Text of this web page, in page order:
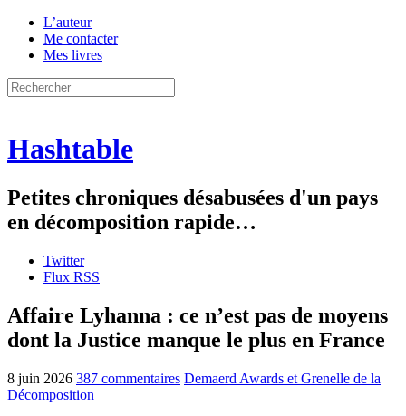
L’auteur
Me contacter
Mes livres
Hashtable
Petites chroniques désabusées d'un pays
en décomposition rapide…
Twitter
Flux RSS
Affaire Lyhanna : ce n’est pas de moyens
dont la Justice manque le plus en France
8 juin 2026 387 commentaires Demaerd Awards et Grenelle de la
Décomposition